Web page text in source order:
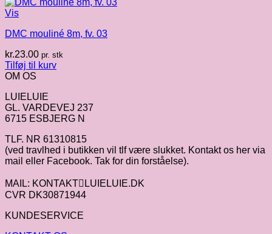
Vis
DMC mouliné 8m, fv. 03
kr.23.00 pr. stk
Tilføj til kurv
OM OS
LUIELUIE
GL. VARDEVEJ 237
6715 ESBJERG N
TLF. NR 61310815
(ved travlhed i butikken vil tlf være slukket. Kontakt os her via
mail eller Facebook. Tak for din forståelse).
MAIL: KONTAKTLUIELUIE.DK
CVR DK30871944
KUNDESERVICE